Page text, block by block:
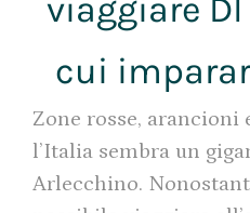
viaggiare DI
cui
Zone rosse, arancioni
l’Italia sembra un
Arlecchino.